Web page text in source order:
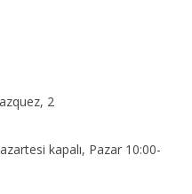
2
kapalı, Pazar 10:00-